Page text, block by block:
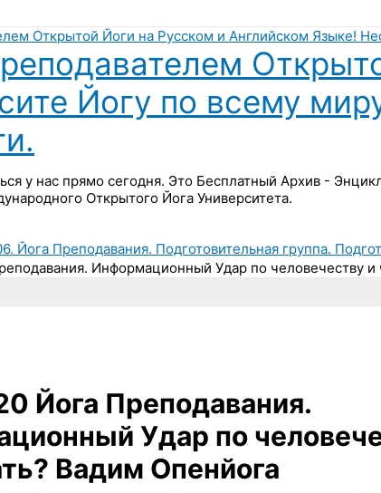
Йогу по всему
у нас прямо сегодня. Это Бесплатный Архив -
Открытого Йога Университета.
Йога Преподавания. Подготовительная группа.
Информационный Удар по человечеству и
Йога Преподавания.
Удар по
Вадим Опенйога